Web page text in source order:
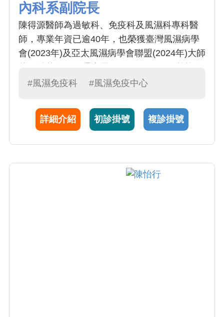
內科系副院長
陳得源醫師為過敏科、免疫科及風濕科專科醫
師，專業年資已逾40年，也榮獲臺灣風濕病學
會(2023年)及亞太風濕病學會聯盟(2024年)大師
中國附醫風濕免疫中心主任及副院長。研究領
疾病(AOSD)免疫致病機轉、感染與免疫發炎關
聯性，及標靶藥物安全性。由於SLE研究的傑
AOSD研究表現卓越，已發表35篇SCI論文且為
風濕學教科書引用多次，於2020年獲全球前2%
#風濕免疫科 #風濕免疫中心
詳細介紹 初診掛號 複診掛號